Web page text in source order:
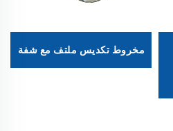
مخروط تكديس ملتف مع شفة